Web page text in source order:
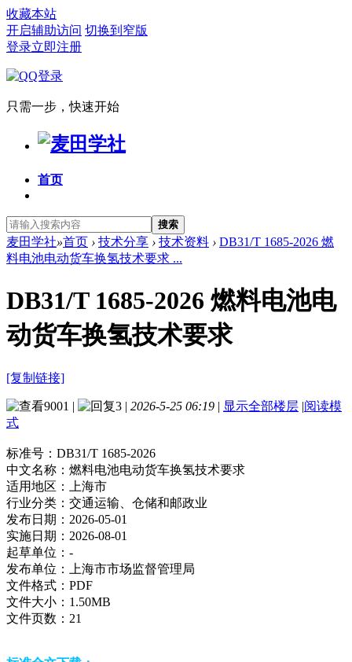
收藏本站
开启辅助访问 切换到窄版
登录立即注册
只需一步，快速开始
首页
搜索
麦田学社»首页 › 技术分享 › 技术资料 › DB31/T 1685-2026 燃
料电池电动货车换氢技术要求 ...
DB31/T 1685-2026 燃料电池电
动货车换氢技术要求
[复制链接]
9001 | 3 | 2026-5-25 06:19 | 显示全部楼层 |阅读模
式
标准号： DB31/T 1685-2026
中文名称： 燃料电池电动货车换氢技术要求
适用地区：
上海市
行业分类： 交通运输、仓储和邮政业
发布日期： 2026-05-01
实施日期： 2026-08-01
起草单位： -
发布单位：
上海市市场监督管理局
文件格式： PDF
文件大小： 1.50MB
文件页数： 21